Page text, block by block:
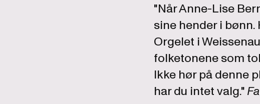
"Når Anne-Lise
sine hender i
Orgelet i
folketonene som
Ikke hør på denne
har du intet valg."